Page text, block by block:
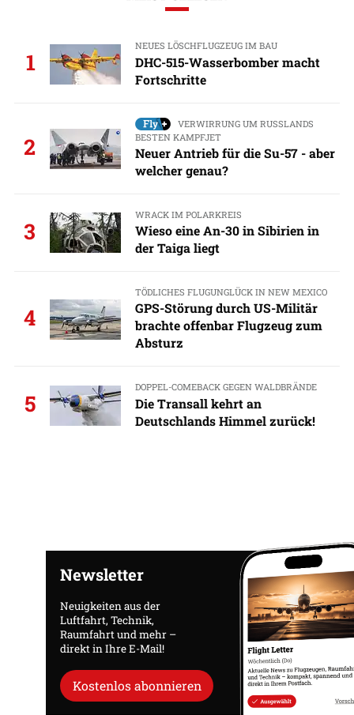
1
NEUES LÖSCHFLUGZEUG IM BAU
DHC-515-Wasserbomber macht
Fortschritte
2
VERWIRRUNG UM RUSSLANDS
BESTEN KAMPFJET
Neuer Antrieb für die Su-57 - aber
welcher genau?
3
WRACK IM POLARKREIS
Wieso eine An-30 in Sibirien in
der Taiga liegt
4
TÖDLICHES FLUGUNGLÜCK IN NEW MEXICO
GPS-Störung durch US-Militär
brachte offenbar Flugzeug zum
Absturz
5
DOPPEL-COMEBACK GEGEN WALDBRÄNDE
Die Transall kehrt an
Deutschlands Himmel zurück!
Newsletter
Neuigkeiten aus der
Luftfahrt, Technik,
Raumfahrt und mehr –
direkt in Ihre E-Mail!
Kostenlos abonnieren